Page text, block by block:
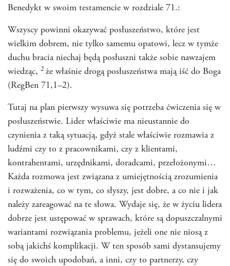
Benedykt w swoim testamencie w rozdziale 71.:
Wszyscy powinni okazywać posłuszeństwo, które jest
wielkim dobrem, nie tylko samemu opatowi, lecz w tymże
duchu bracia niechaj będą posłuszni także sobie nawzajem
wiedząc, 2 że właśnie drogą posłuszeństwa mają iść do Boga
(RegBen 71,1–2).
Tutaj na plan pierwszy wysuwa się potrzeba ćwiczenia się w
posłuszeństwie. Lider właściwie ma nieustannie do
czynienia z taką sytuacją, gdyż stale właściwie rozmawia z
ludźmi czy to z pracownikami, czy z klientami,
kontrahentami, urzędnikami, doradcami, przełożonymi…
Każda rozmowa jest związana z umiejętnością zrozumienia
i rozważenia, co w tym, co słyszy, jest dobre, a co nie i jak
należy zareagować na te słowa. Wydaje się, że w życiu lidera
dobrze jest ustępować w sprawach, które są dopuszczalnymi
wariantami rozwiązania problemu, jeżeli one nie niosą z
sobą jakichś komplikacji. W ten sposób sami dystansujemy
się do swoich upodobań, a inni, czy to partnerzy, czy